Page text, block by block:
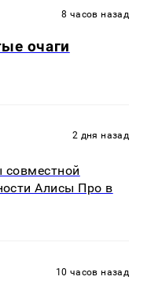
8 часов назад
очаги
2 дня назад
совместной
Алисы Про в
10 часов назад